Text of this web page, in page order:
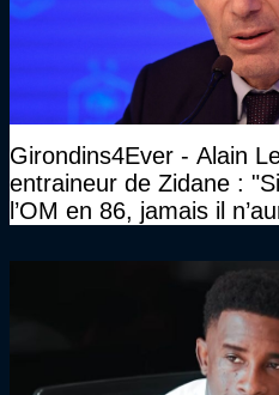
Girondins4Ever - Alain
entraineur de Zidane :
l’OM en 86, jamais il